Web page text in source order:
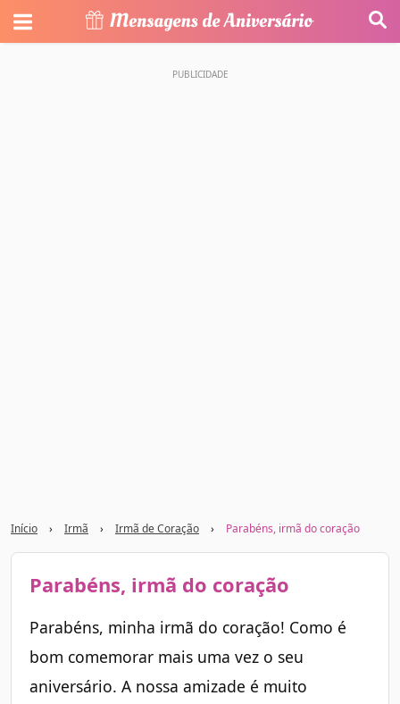
Início › Irmã › Irmã de Coração › Parabéns, irmã do coração
Parabéns, irmã do coração
Parabéns, minha irmã do coração! Como é
bom comemorar mais uma vez o seu
aniversário. A nossa amizade é muito